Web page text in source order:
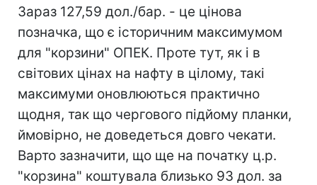
Зараз 127,59 дол./бар. - це цінова
позначка, що є історичним максимумом
для "корзини" ОПЕК. Проте тут, як і в
світових цінах на нафту в цілому, такі
максимуми оновлюються практично
щодня, так що чергового підйому планки,
ймовірно, не доведеться довго чекати.
Варто зазначити, що ще на початку ц.р.
"корзина" коштувала близько 93 дол. за